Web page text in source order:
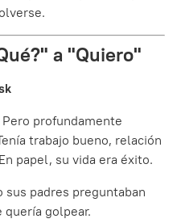
a "Quiero"
Pero profundamente
trabajo bueno, relación
papel, su vida era éxito.
sus padres preguntaban
quería golpear.